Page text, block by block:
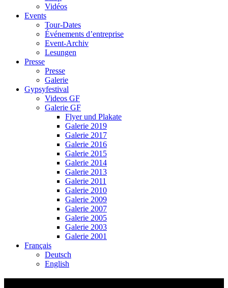
Vidéos
Events
Tour-Dates
Événements d’entreprise
Event-Archiv
Lesungen
Presse
Presse
Galerie
Gypsyfestival
Videos GF
Galerie GF
Flyer und Plakate
Galerie 2019
Galerie 2017
Galerie 2016
Galerie 2015
Galerie 2014
Galerie 2013
Galerie 2011
Galerie 2010
Galerie 2009
Galerie 2007
Galerie 2005
Galerie 2003
Galerie 2001
Français
Deutsch
English